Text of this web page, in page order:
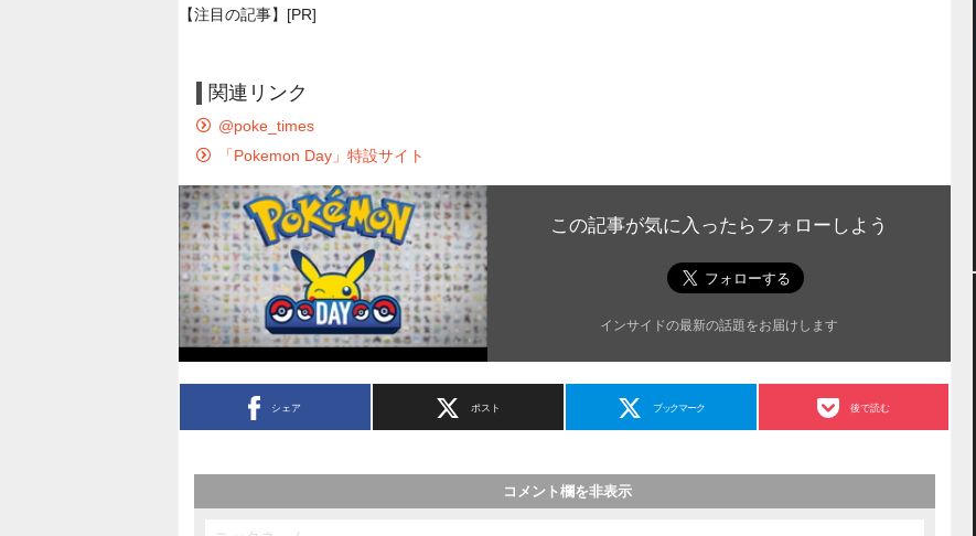
【注目の記事】[PR]
関連リンク
@poke_times
「Pokemon Day」特設サイト
この記事が気に入ったらフォローしよう
インサイドの最新の話題をお届けします
シェア ポスト ブックマーク 後で読む
コメント欄を非表示